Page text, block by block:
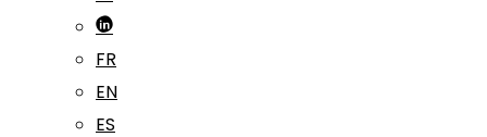
FR
EN
ES